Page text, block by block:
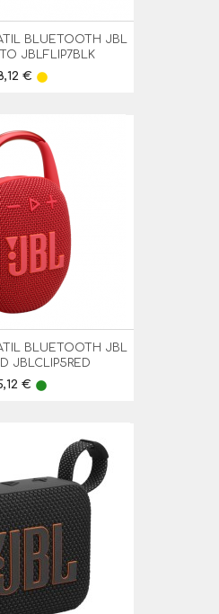
BLUETOOTH JBL
JBLFLIP7BLK
€ lens
BLUETOOTH JBL
JBLCLIP5RED
€ lens